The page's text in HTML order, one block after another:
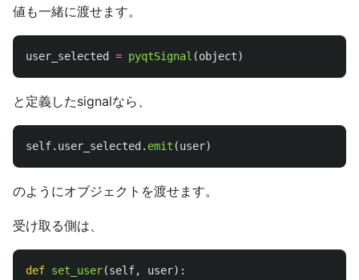
値も一緒に渡せます。
user_selected = pyqtSignal (object)
と定義したsignalなら、
self. user_selected . emit (user)
のようにオブジェクトを渡せます。
受け取る側は、
def set_user(self, user):